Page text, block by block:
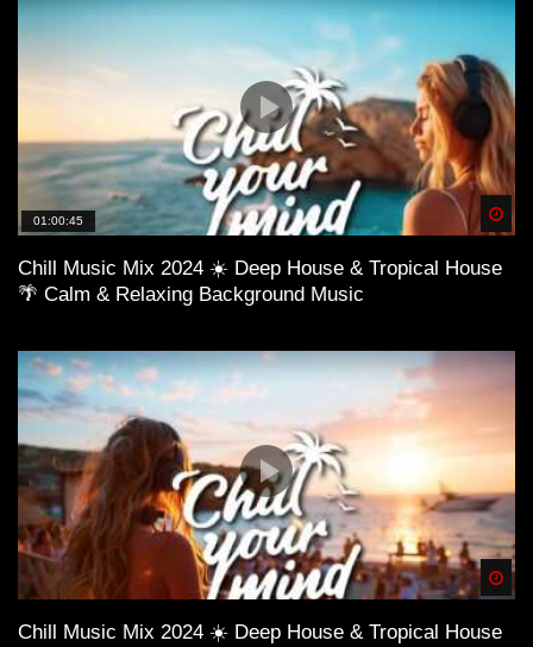
01:00:45
Chill Music Mix 2024 ☀️ Deep House & Tropical House
🌴 Calm & Relaxing Background Music
Chill Music Mix 2024 ☀️ Deep House & Tropical House